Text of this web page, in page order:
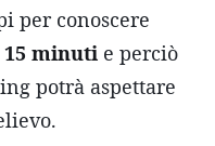
per conoscere
15 minuti e perciò
potrà aspettare